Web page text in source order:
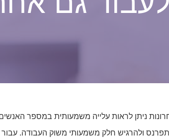
ניתן לראות עלייה משמעותית במספר
ולהרגיש חלק משמעותי משוק העבודה.